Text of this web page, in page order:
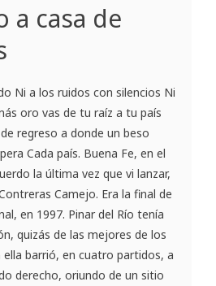
a casa de
Ni a los ruidos con silencios Ni
oro vas de tu raíz a tu país
regreso a donde un beso
Cada país. Buena Fe, en el
la última vez que vi lanzar,
Camejo. Era la final de
en 1997. Pinar del Río tenía
quizás de las mejores de los
barrió, en cuatro partidos, a
derecho, oriundo de un sitio